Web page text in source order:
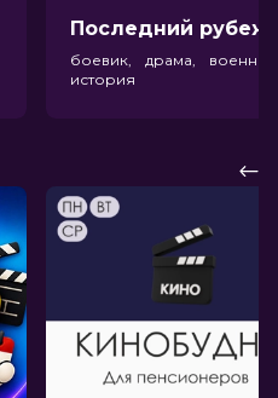
боевик, драма,
история